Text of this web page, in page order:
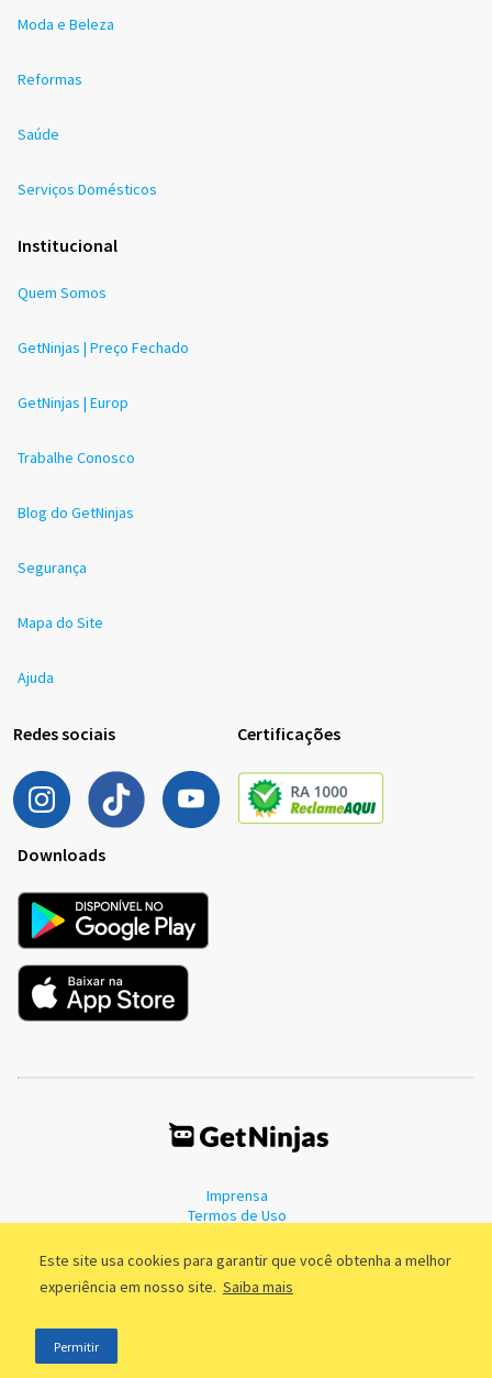
Este site usa cookies para garantir que você obtenha a melhor
experiência em nosso site. Saiba mais
Permitir
Moda e Beleza
Reformas
Saúde
Serviços Domésticos
Institucional
Quem Somos
GetNinjas | Preço Fechado
GetNinjas | Europ
Trabalhe Conosco
Blog do GetNinjas
Segurança
Mapa do Site
Ajuda
Redes sociais Certificações
Downloads
Imprensa
Termos de Uso
©2011 - 2026, GetNinjas LTDA. CNPJ 55.744.877/0001-89 - Rua Dr.
Fernandes Coelho, 85 - 3º andar - São Paulo/SP - Brasil